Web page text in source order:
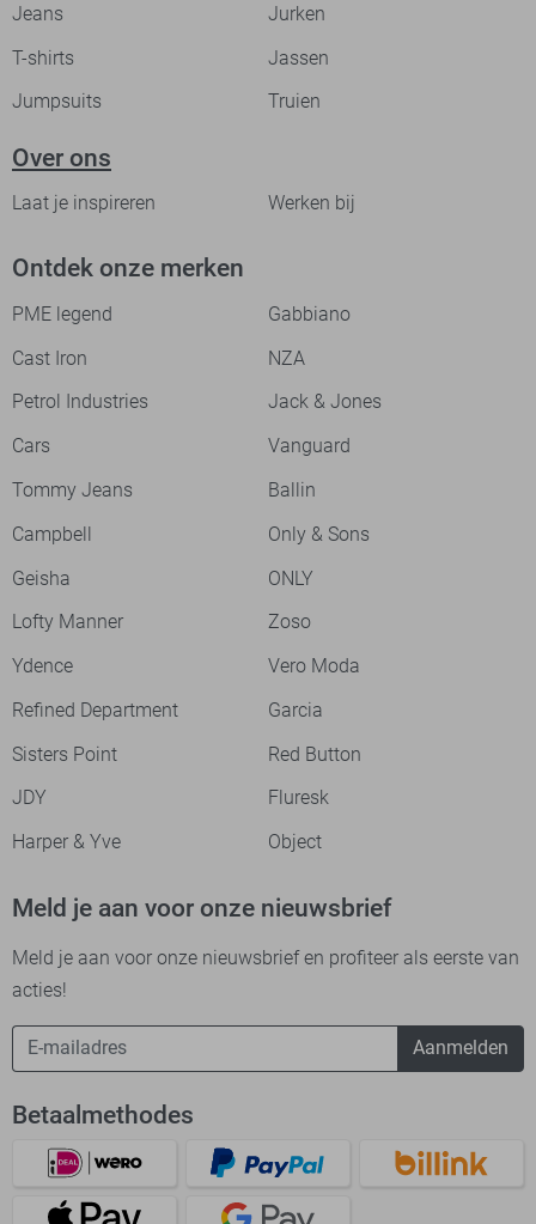
Jeans
Jurken
T-shirts
Jassen
Jumpsuits
Truien
Over ons
Laat je inspireren Werken bij
Ontdek onze merken
PME legend
Gabbiano
Cast Iron
NZA
Petrol Industries
Jack & Jones
Cars
Vanguard
Tommy Jeans
Ballin
Campbell
Only & Sons
Geisha
ONLY
Lofty Manner
Zoso
Ydence
Vero Moda
Refined Department
Garcia
Sisters Point
Red Button
JDY
Fluresk
Harper & Yve
Object
Meld je aan voor onze nieuwsbrief
Meld je aan voor onze nieuwsbrief en profiteer als eerste van
acties!
Aanmelden
Betaalmethodes